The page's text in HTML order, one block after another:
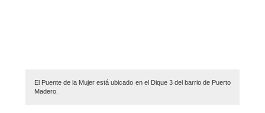
El Puente de la Mujer está ubicado en el Dique 3 del barrio de Puerto
Madero.